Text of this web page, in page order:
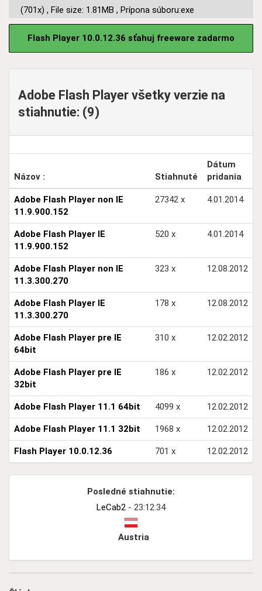
(701x) , File size: 1.81MB , Prípona súboru:exe
Flash Player 10.0.12.36 sťahuj freeware zadarmo
Adobe Flash Player všetky verzie na
stiahnutie: (9)
Názov : Stiahnuté
Dátum
pridania
Adobe Flash Player non IE
11.9.900.152
27342 x 4.01.2014
Adobe Flash Player IE
11.9.900.152
520 x 4.01.2014
Adobe Flash Player non IE
11.3.300.270
323 x 12.08.2012
Adobe Flash Player IE
11.3.300.270
178 x 12.08.2012
Adobe Flash Player pre IE
64bit
310 x 12.02.2012
Adobe Flash Player pre IE
32bit
186 x 12.02.2012
Adobe Flash Player 11.1 64bit 4099 x 12.02.2012
Adobe Flash Player 11.1 32bit 1968 x 12.02.2012
Flash Player 10.0.12.36 701 x 12.02.2012
Posledné stiahnutie:
LeCab2 - 23:12:34
Austria